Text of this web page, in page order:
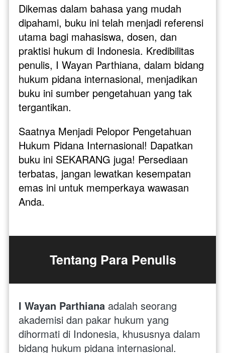
Dikemas dalam bahasa yang mudah
dipahami, buku ini telah menjadi referensi
utama bagi mahasiswa, dosen, dan
praktisi hukum di Indonesia. Kredibilitas
penulis, I Wayan Parthiana, dalam bidang
hukum pidana internasional, menjadikan
buku ini sumber pengetahuan yang tak
tergantikan.
Saatnya Menjadi Pelopor Pengetahuan
Hukum Pidana Internasional! Dapatkan
buku ini SEKARANG juga! Persediaan
terbatas, jangan lewatkan kesempatan
emas ini untuk memperkaya wawasan
Anda.
Tentang Para Penulis
I Wayan Parthiana adalah seorang
akademisi dan pakar hukum yang
dihormati di Indonesia, khususnya dalam
bidang hukum pidana internasional.